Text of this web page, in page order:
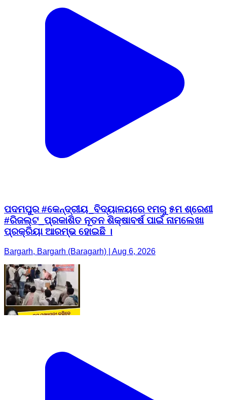
ପଦମପୁର #କେନ୍ଦ୍ରୀୟ_ବିଦ୍ୟାଳୟରେ ୧ମରୁ ୫ମ ଶ୍ରେଣୀ
#ରିଜଲ୍ଟ_ପ୍ରକାଶିତ ନୂତନ ଶିକ୍ଷାବର୍ଷ ପାଇଁ ନାମଲେଖା
ପ୍ରକ୍ରିୟା ଆରମ୍ଭ ହୋଇଛି ।
Bargarh, Bargarh (Baragarh) | Aug 6, 2026